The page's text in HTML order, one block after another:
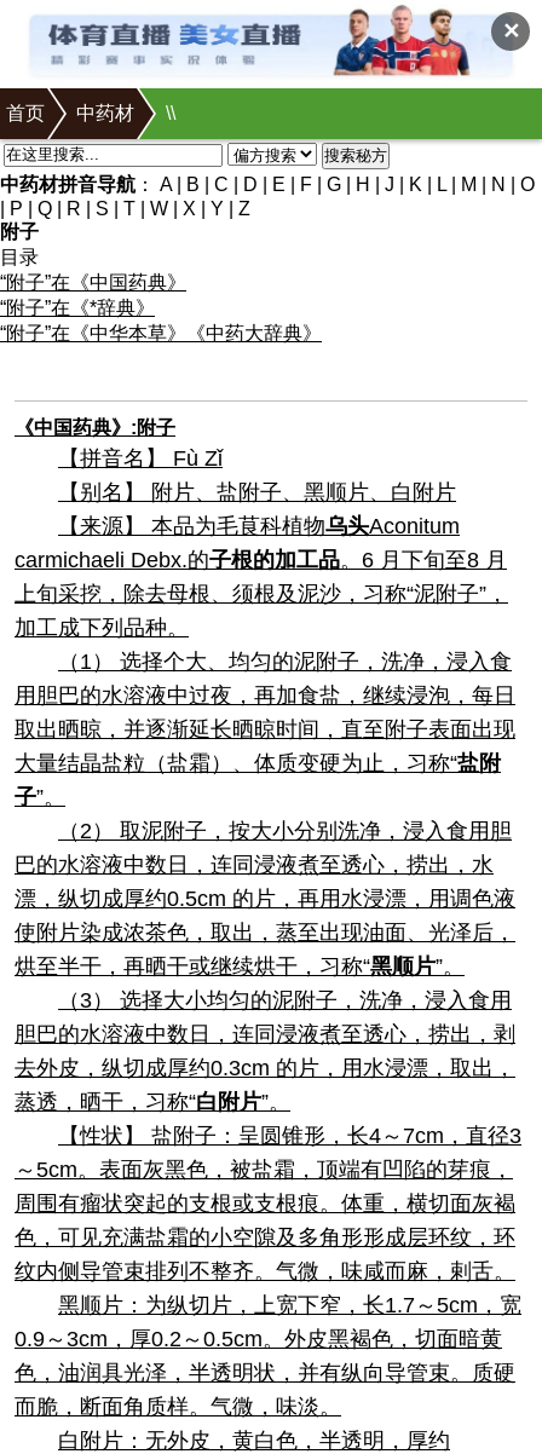
✕
首页 \
中药材 \
搜索秘方
中药材拼音导航 ： A| B C D E F G H J K L M N
O
P Q R S T W X Y
Z
附子
目录
“附子”在《中国药典》
“附子”在《*辞典》
“附子”在《中华本草》《中药大辞典》
《中国药典》:附子
【拼音名】 Fù Zǐ
【别名】 附片、盐附子、黑顺片、白附片
【来源】 本品为毛茛科植物乌头Aconitum
carmichaeli Debx.的子根的加工品。6 月下旬至8 月
上旬采挖，除去母根、须根及泥沙，习称“泥附子”，
加工成下列品种。
（1） 选择个大、均匀的泥附子，洗净，浸入食
用胆巴的水溶液中过夜，再加食盐，继续浸泡，每日
取出晒晾，并逐渐延长晒晾时间，直至附子表面出现
大量结晶盐粒（盐霜）、体质变硬为止，习称“盐附
子”。
（2） 取泥附子，按大小分别洗净，浸入食用胆
巴的水溶液中数日，连同浸液煮至透心，捞出，水
漂，纵切成厚约0.5cm 的片，再用水浸漂，用调色液
使附片染成浓茶色，取出，蒸至出现油面、光泽后，
烘至半干，再晒干或继续烘干，习称“黑顺片”。
（3） 选择大小均匀的泥附子，洗净，浸入食用
胆巴的水溶液中数日，连同浸液煮至透心，捞出，剥
去外皮，纵切成厚约0.3cm 的片，用水浸漂，取出，
蒸透，晒干，习称“白附片”。
【性状】 盐附子：呈圆锥形，长4～7cm，直径3
～5cm。表面灰黑色，被盐霜，顶端有凹陷的芽痕，
周围有瘤状突起的支根或支根痕。体重，横切面灰褐
色，可见充满盐霜的小空隙及多角形形成层环纹，环
纹内侧导管束排列不整齐。气微，味咸而麻，剌舌。
黑顺片：为纵切片，上宽下窄，长1.7～5cm，宽
0.9～3cm，厚0.2～0.5cm。外皮黑褐色，切面暗黄
色，油润具光泽，半透明状，并有纵向导管束。质硬
而脆，断面角质样。气微，味淡。
白附片：无外皮，黄白色，半透明，厚约